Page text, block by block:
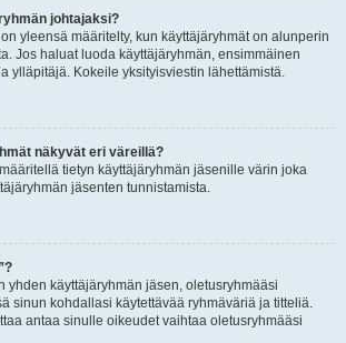
johtajaksi?
yleensä määritelty, kun käyttäjäryhmät on alunperin
Jos haluat luoda käyttäjäryhmän, ensimmäinen
ylläpitäjä. Kokeile yksityisviestin lähettämistä.
näkyvät eri väreillä?
tietyn käyttäjäryhmän jäsenille värin joka
jäsenten tunnistamista.
yhden käyttäjäryhmän jäsen, oletusryhmääsi
sinun kohdallasi käytettävää ryhmäväriä ja titteliä.
antaa sinulle oikeudet vaihtaa oletusryhmääsi